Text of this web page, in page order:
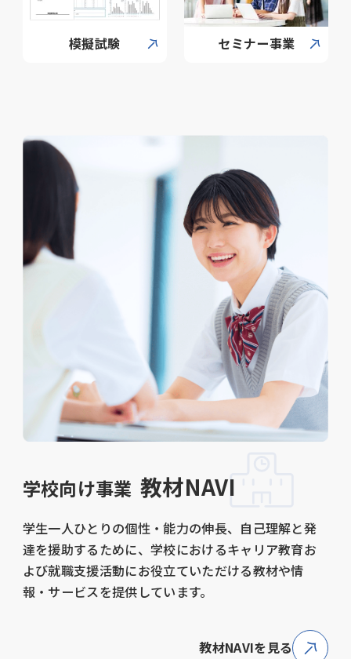
模擬試験 セミナー事業
学校向け事業 教材NAVI
学生一人ひとりの個性・能力の伸長、自己理解と発
達を援助するために、学校におけるキャリア教育お
よび就職支援活動にお役立ていただける教材や情
報・サービスを提供しています。
教材NAVIを見る